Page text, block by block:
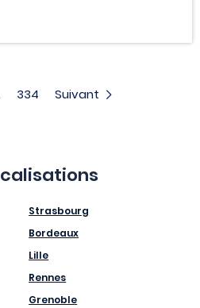
334 Suivant
Strasbourg
Bordeaux
Lille
Rennes
Grenoble